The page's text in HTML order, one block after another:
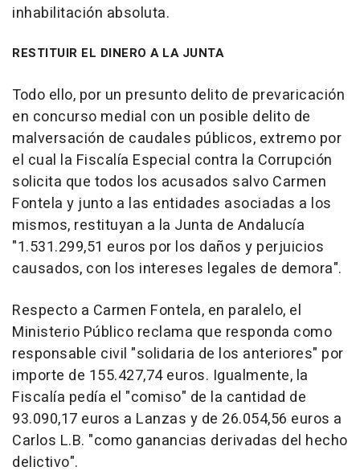
inhabilitación absoluta.
RESTITUIR EL DINERO A LA JUNTA
Todo ello, por un presunto delito de prevaricación
en concurso medial con un posible delito de
malversación de caudales públicos, extremo por
el cual la Fiscalía Especial contra la Corrupción
solicita que todos los acusados salvo Carmen
Fontela y junto a las entidades asociadas a los
mismos, restituyan a la Junta de Andalucía
"1.531.299,51 euros por los daños y perjuicios
causados, con los intereses legales de demora".
Respecto a Carmen Fontela, en paralelo, el
Ministerio Público reclama que responda como
responsable civil "solidaria de los anteriores" por
importe de 155.427,74 euros. Igualmente, la
Fiscalía pedía el "comiso" de la cantidad de
93.090,17 euros a Lanzas y de 26.054,56 euros a
Carlos L.B. "como ganancias derivadas del hecho
delictivo".